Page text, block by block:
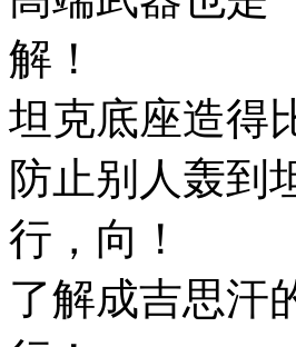
解！
坦克底座造得
防止别人轰到
行，向！
了解成吉思汗